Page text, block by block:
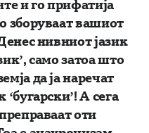
и го прифатија
зборуваат вашиот
нивниот јазик
само затоа што
да ја наречат
‘бугарски’! А сега
оти